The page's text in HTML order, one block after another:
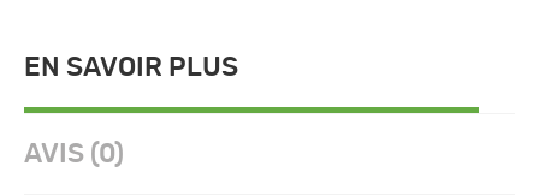
EN SAVOIR PLUS
AVIS (0)